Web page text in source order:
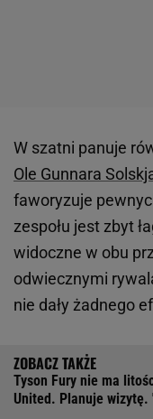
W szatni panuje
Ole Gunnara
faworyzuje
zespołu jest zbyt
widoczne w obu
odwiecznymi
nie dały żadnego
Tyson Fury nie ma
United. Planuje wizytę.